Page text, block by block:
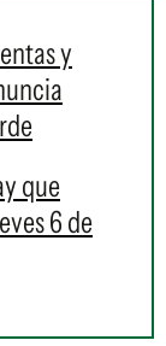
y
que
6 de